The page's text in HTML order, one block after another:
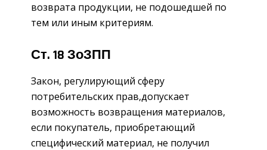
возврата продукции, не подошедшей по
тем или иным критериям.
Ст. 18 ЗоЗПП
Закон, регулирующий сферу
потребительских прав,допускает
возможность возвращения материалов,
если покупатель, приобретающий
специфический материал, не получил